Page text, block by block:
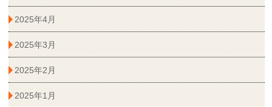
2025年4月
2025年3月
2025年2月
2025年1月